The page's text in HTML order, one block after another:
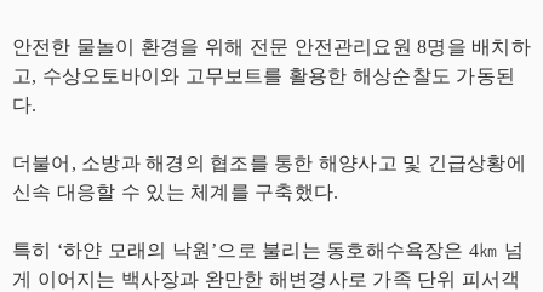
안전한 물놀이 환경을 위해 전문 안전관리요원 8명을 배치하
고, 수상오토바이와 고무보트를 활용한 해상순찰도 가동된
다.
더불어, 소방과 해경의 협조를 통한 해양사고 및 긴급상황에
신속 대응할 수 있는 체계를 구축했다.
특히 ‘하얀 모래의 낙원’으로 불리는 동호해수욕장은 4㎞ 넘
게 이어지는 백사장과 완만한 해변경사로 가족 단위 피서객